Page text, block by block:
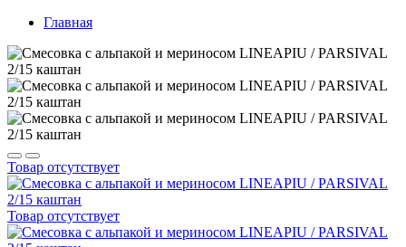
Главная
Товар отсутствует
Товар отсутствует